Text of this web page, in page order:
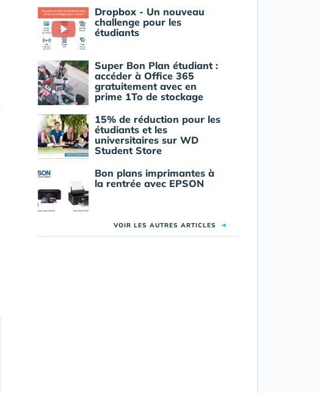
Dropbox - Un nouveau
challenge pour les
étudiants
Super Bon Plan étudiant :
accéder à Office 365
gratuitement avec en
prime 1To de stockage
15% de réduction pour les
étudiants et les
universitaires sur WD
Student Store
Bon plans imprimantes à
la rentrée avec EPSON
VOIR LES AUTRES ARTICLES ➜